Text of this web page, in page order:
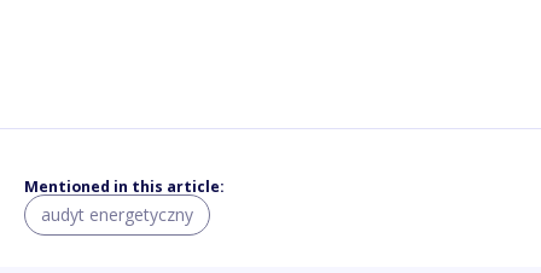
Mentioned in this article:
audyt energetyczny